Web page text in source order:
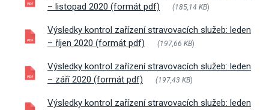
– listopad 2020 (formát pdf)
(185,14 KB)
Výsledky kontrol zařízení stravovacích služeb: leden
– říjen 2020 (formát pdf)
(197,66 KB)
Výsledky kontrol zařízení stravovacích služeb: leden
– září 2020 (formát pdf)
(197,43 KB)
Výsledky kontrol zařízení stravovacích služeb: leden